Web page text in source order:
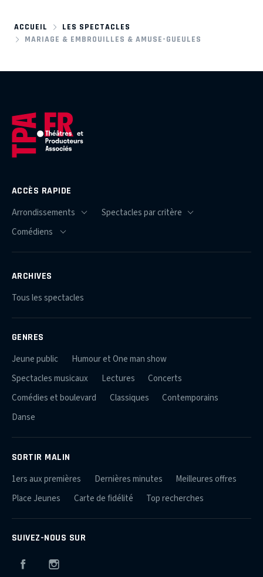
ACCUEIL
LES SPECTACLES
MARIAGE & EMBROUILLES & AMUSE-GUEULES
ACCÈS RAPIDE
ARCHIVES
Tous les spectacles
GENRES
Jeune public
Humour et One man show
Spectacles musicaux
Lectures
Concerts
Comédies et boulevard
Classiques
Contemporains
Danse
SORTIR MALIN
1ers aux premières Dernières minutes
Meilleures offres
Place Jeunes
Carte de fidélité Top recherches
SUIVEZ-NOUS SUR
Facebook